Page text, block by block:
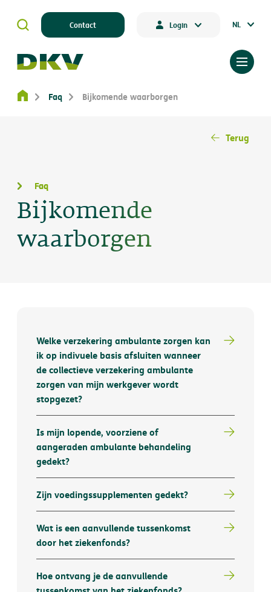
Contact Login NL
Faq
Bijkomende
waarborgen
Terug
Faq Bijkomende waarborgen
Welke verzekering ambulante zorgen kan
ik op indivuele basis afsluiten wanneer
de collectieve verzekering ambulante
zorgen van mijn werkgever wordt
stopgezet?
Is mijn lopende, voorziene of
aangeraden ambulante behandeling
gedekt?
Zijn voedingssupplementen gedekt?
Wat is een aanvullende tussenkomst
door het ziekenfonds?
Hoe ontvang je de aanvullende